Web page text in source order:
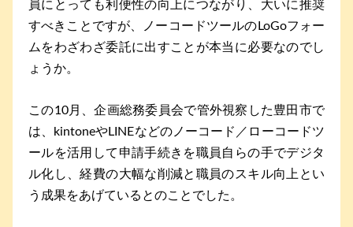
員にとっても利便性の向上につながり、大いに推奨
すべきことですが、ノーコードツールのLoGoフォー
ムをわざわざ委託に出すことが本当に必要なのでし
ょうか。
この10月、企画総務委員会で管外視察した豊田市で
は、kintoneやLINEなどのノーコード／ローコードツ
ールを活用して申請手続きを職員自らの手でデジタ
ル化し、経費の大幅な削減と職員のスキル向上とい
う成果をあげているとのことでした。